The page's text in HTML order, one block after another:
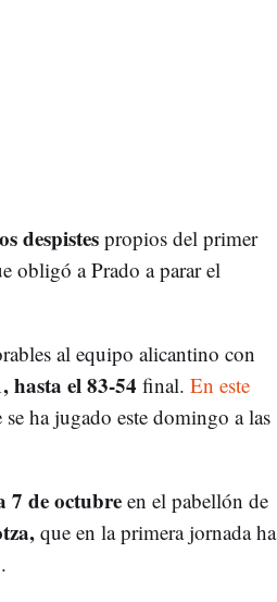
despistespropios del primer
obligó a Prado a parar el
al equipo alicantino con
hasta el 83-54 final. En este
ha jugado este domingo a las
7 de octubreen el pabellón de
que en la primera jornada ha